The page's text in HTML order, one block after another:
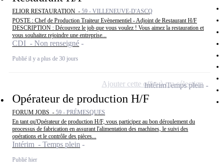
ELIOR RESTAURATION - 59 - VILLENEUVE-D'ASCQ
POSTE : Chef de Production Traiteur Evènementiel - Adjoint de Restaurant H/F
DESCRIPTION : Découvrez le job que vous voulez ! Vous aimez la restauration et
vous souhaitez rejoindre une entreprise...
CDI - Non renseigné
Publié il y a plus de 30 jours
Opérateur de production H/F
FORUM JOBS - 59 - PRÉMESQUES
En tant qu'Opérateur de production H/F, vous participez au bon déroulement du
processus de fabrication en assurant l'alimentation des machines, le suivi des
opérations et le contrôle des pièces...
Intérim - Temps plein
Publié hier
IntérimTemps plein
Ajouter cette offre à ma sélection